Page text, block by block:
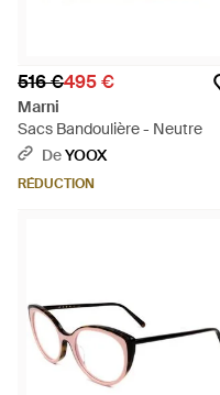
516 €495 €
Marni
Sacs Bandoulière - Neutre
DeYOOX
RÉDUCTION